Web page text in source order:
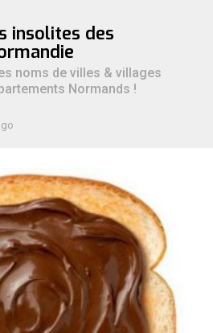
insolites des
noms de villes & villages
Normands !
s
a
g
o